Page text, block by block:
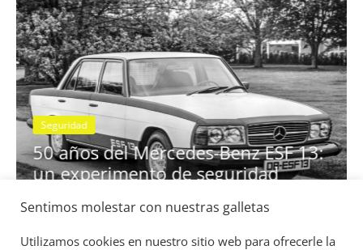
Seguridad
50 años del Mercedes-Benz ESF 13:
un experimento de seguridad
Sentimos molestar con nuestras galletas
Utilizamos cookies en nuestro sitio web para ofrecerle la